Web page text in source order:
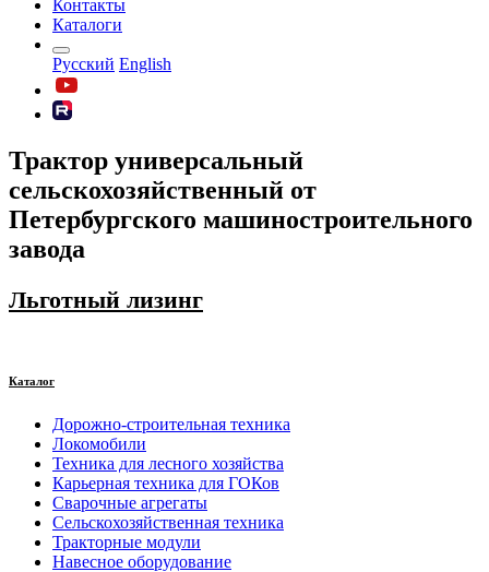
Контакты
Каталоги
Русский English
Трактор универсальный
сельскохозяйственный от
Петербургского машиностроительного
завода
Льготный лизинг
Каталог
Дорожно-строительная техника
Локомобили
Техника для лесного хозяйства
Карьерная техника для ГОКов
Сварочные агрегаты
Сельскохозяйственная техника
Тракторные модули
Навесное оборудование